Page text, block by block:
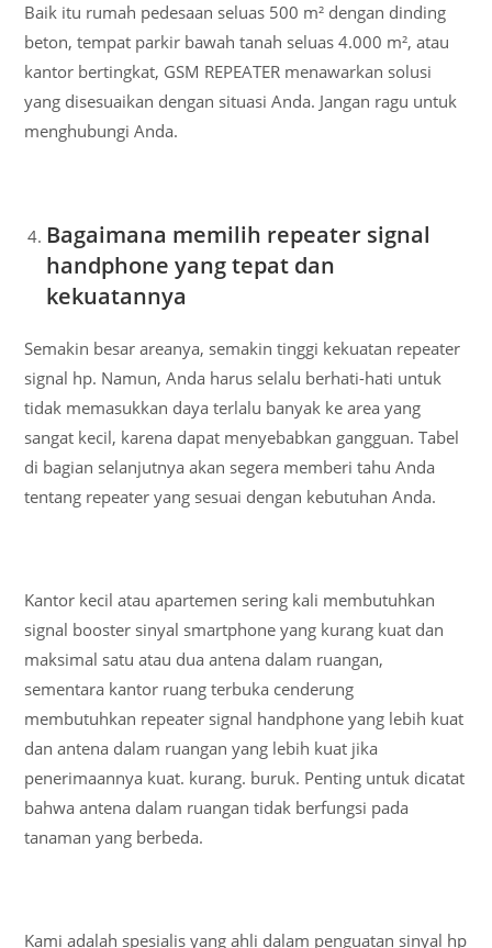
Baik itu rumah pedesaan seluas 500 m² dengan dinding
beton, tempat parkir bawah tanah seluas 4.000 m², atau
kantor bertingkat, GSM REPEATER menawarkan solusi
yang disesuaikan dengan situasi Anda. Jangan ragu untuk
menghubungi Anda.
Bagaimana memilih repeater signal
handphone yang tepat dan
kekuatannya
Semakin besar areanya, semakin tinggi kekuatan repeater
signal hp. Namun, Anda harus selalu berhati-hati untuk
tidak memasukkan daya terlalu banyak ke area yang
sangat kecil, karena dapat menyebabkan gangguan. Tabel
di bagian selanjutnya akan segera memberi tahu Anda
tentang repeater yang sesuai dengan kebutuhan Anda.
Kantor kecil atau apartemen sering kali membutuhkan
signal booster sinyal smartphone yang kurang kuat dan
maksimal satu atau dua antena dalam ruangan,
sementara kantor ruang terbuka cenderung
membutuhkan repeater signal handphone yang lebih kuat
dan antena dalam ruangan yang lebih kuat jika
penerimaannya kuat. kurang. buruk. Penting untuk dicatat
bahwa antena dalam ruangan tidak berfungsi pada
tanaman yang berbeda.
Kami adalah spesialis yang ahli dalam penguatan sinyal hp